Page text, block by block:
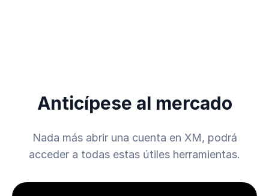
Anticípese al mercado
Nada más abrir una cuenta en XM, podrá
acceder a todas estas útiles herramientas.